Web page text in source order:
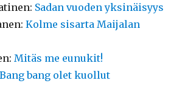
: Sadan vuoden yksinäisyys
:Kolme sisarta Maijalan
: Mitäs me eunukit!
Bang bang olet kuollut